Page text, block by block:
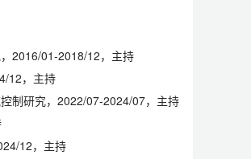
2016/01-2018/12，主持
12，主持
制研究，2022/07-2024/07，主持
12，主持